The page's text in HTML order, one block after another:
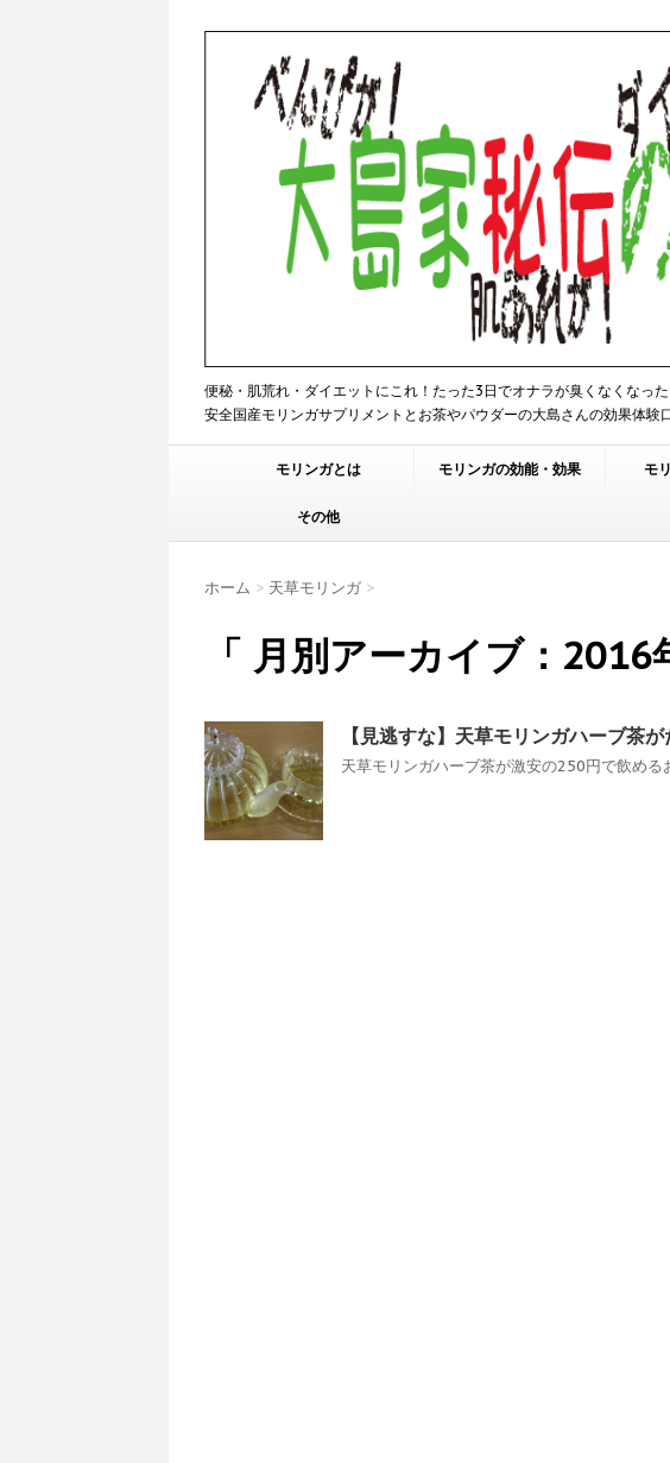
便秘・肌荒れ・ダイエットにこれ！たった3日でオナラが臭くなくなっ
安全国産モリンガサプリメントとお茶やパウダーの大島さんの効果体験
モリンガとは モリンガの効能・効果 モ
その他
ホーム > 天草モリンガ >
「 月別アーカイブ：
【見逃すな】天草モリンガハーブ茶
天草モリンガハーブ茶が激安の250円で飲め